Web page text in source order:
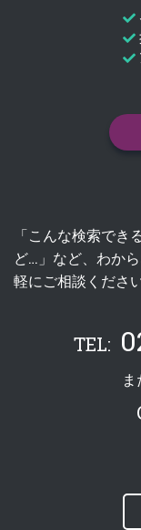
「こんな検索でき
ど…」など、わか
軽にご相談ください
TEL: